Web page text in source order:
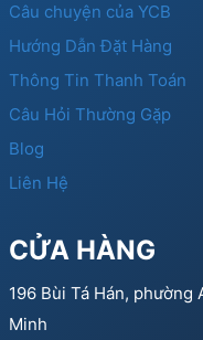
Câu chuyện của YCB
Hướng Dẫn Đặt Hàng
Thông Tin Thanh Toán
Câu Hỏi Thường Gặp
Blog
Liên Hệ
CỬA HÀNG
196 Bùi Tá Hán, phường
Minh